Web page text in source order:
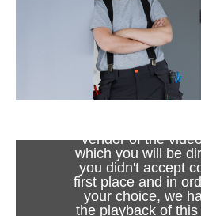
vendor of the
which you will be
you didn't accept
first place and in
your choice, we
the playback of